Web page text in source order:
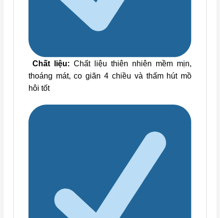
Chất liệu: Chất liệu thiên nhiên mềm mịn,
thoáng mát, co giãn 4 chiều và thấm hút mồ
hôi tốt